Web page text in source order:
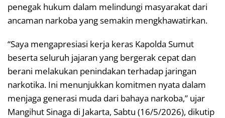
penegak hukum dalam melindungi masyarakat dari
ancaman narkoba yang semakin mengkhawatirkan.
“Saya mengapresiasi kerja keras Kapolda Sumut
beserta seluruh jajaran yang bergerak cepat dan
berani melakukan penindakan terhadap jaringan
narkotika. Ini menunjukkan komitmen nyata dalam
menjaga generasi muda dari bahaya narkoba,” ujar
Mangihut Sinaga di Jakarta, Sabtu (16/5/2026), dikutip